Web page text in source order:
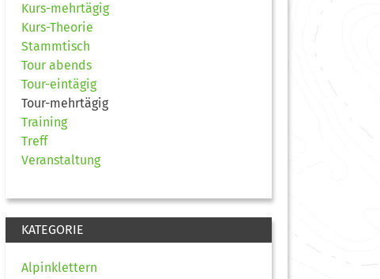
Kurs-mehrtägig
Kurs-Theorie
Stammtisch
Tour abends
Tour-eintägig
Tour-mehrtägig
Training
Treff
Veranstaltung
KATEGORIE
Alpinklettern